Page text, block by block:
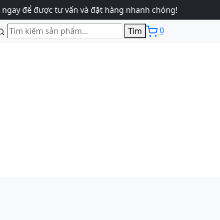
để được tư vấn và đặt hàng nhanh chóng!
Tìm
0